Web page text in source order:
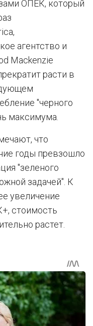
ОПЕК, который
агентство и
Mackenzie
расти в
"черного
максимума.
что
годы превзошло
"зеленого
задачей". К
увеличение
стоимость
растет.